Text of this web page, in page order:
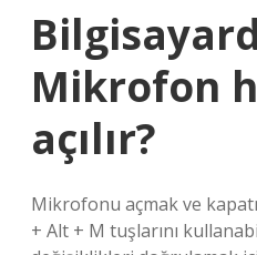
Mikrofon
açılır?
Mikrofonu açmak ve
+ Alt + M tuşlarını